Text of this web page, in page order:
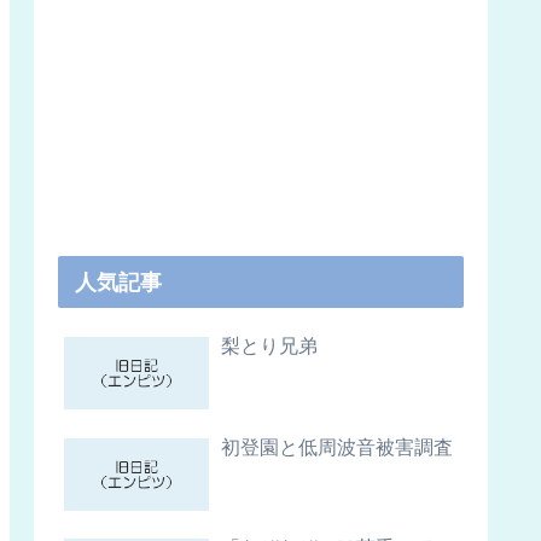
人気記事
梨とり兄弟
初登園と低周波音被害調査